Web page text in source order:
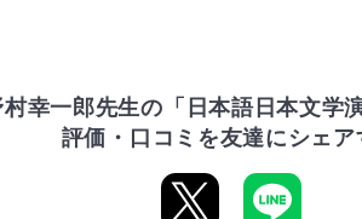
村幸一郎先生の「日本語日本文学
評価・口コミを友達にシェア